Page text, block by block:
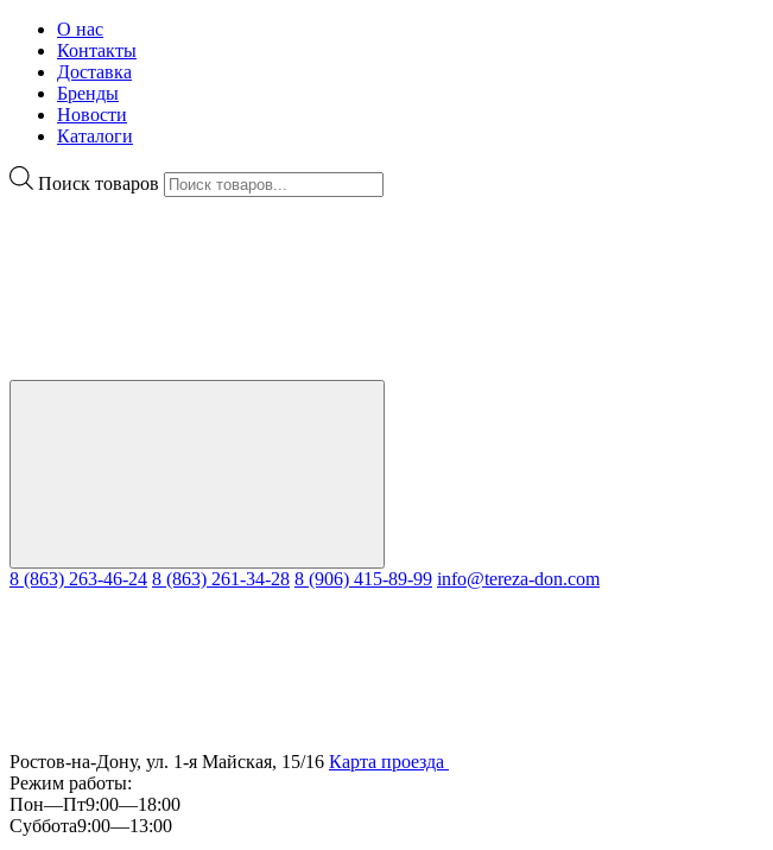
О нас
Контакты
Доставка
Бренды
Новости
Каталоги
Поиск товаров
8 (863) 263-46-24 8 (863) 261-34-28 8 (906) 415-89-99 info@tereza-don.com
Ростов-на-Дону, ул. 1-я Майская, 15/16 Карта проезда
Режим работы:
Пон—Пт9:00—18:00
Суббота9:00—13:00